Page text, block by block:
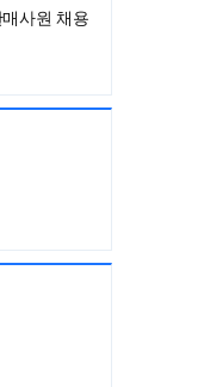
사원 채용